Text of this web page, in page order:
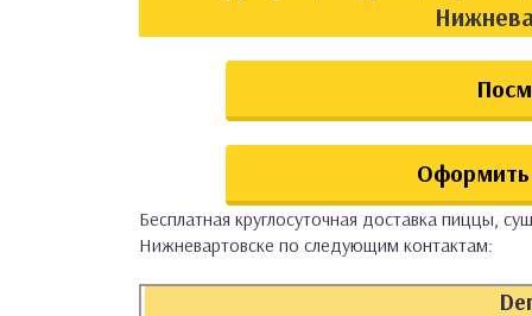
Оформить
Бесплатная круглосуточная доставка пиццы,
Нижневартовске по следующим контактам: